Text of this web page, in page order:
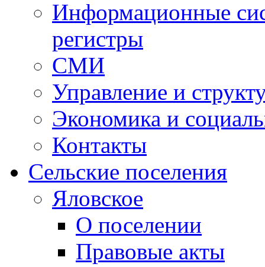
Информационные
регистры
СМИ
Управление и
Экономика и
Контакты
Сельские поселения
Яловское
О поселении
Правовые акты